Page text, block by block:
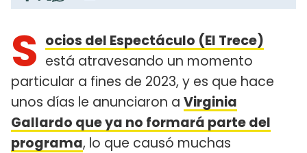
S ocios del Espectáculo (El Trece)
está atravesando un momento
particular a fines de 2023, y es que hace
unos días le anunciaron a Virginia
Gallardo que ya no formará parte del
programa, lo que causó muchas